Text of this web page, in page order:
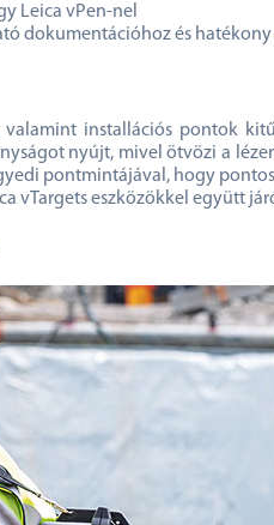
Leica vPen-nel
dokumentációhoz és
installációs pontok
nyújt, mivel ötvözi a
pontmintájával, hogy
vTargets eszközökkel együtt